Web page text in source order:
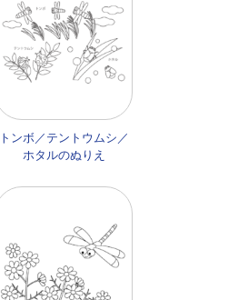
トンボ／テントウムシ／
ホタルのぬりえ